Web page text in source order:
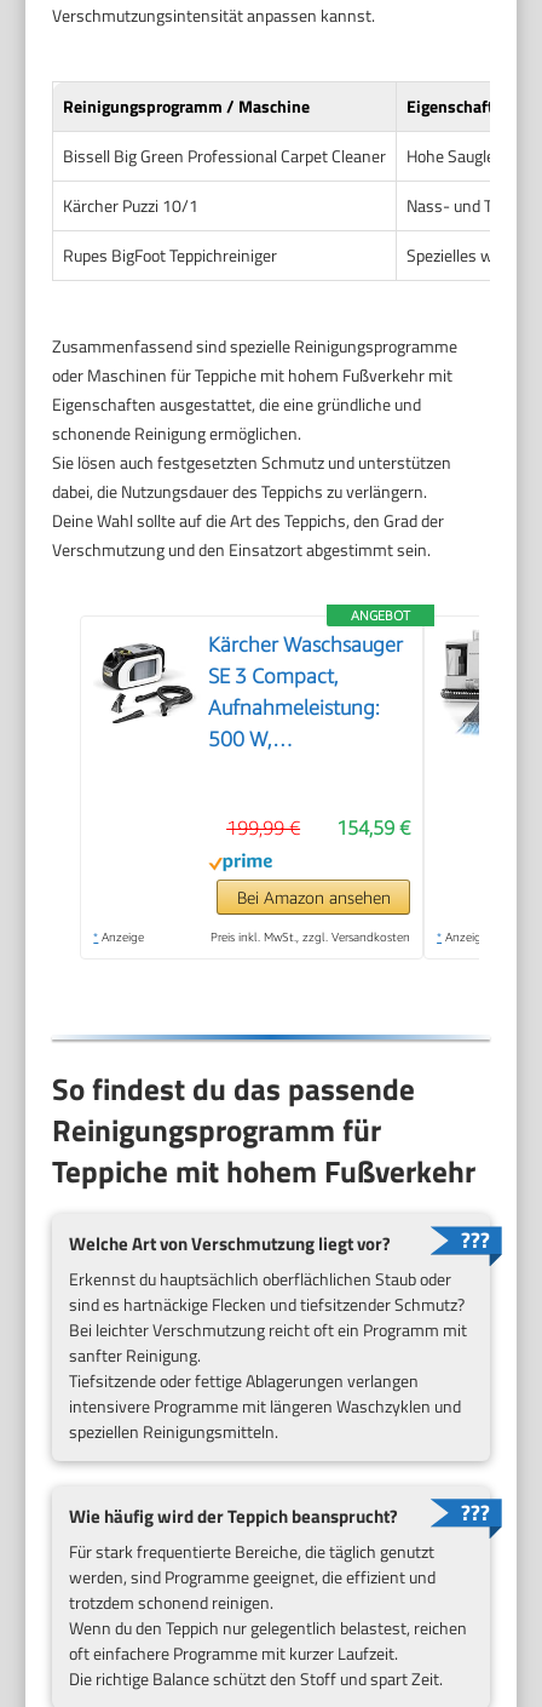
Verschmutzungsintensität anpassen kannst.
Reinigungsprogramm / Maschine
Eigenschaften
Bissell Big Green Professional Carpet Cleaner
Hohe
Kärcher Puzzi 10/1
Nass- und
Rupes BigFoot Teppichreiniger
Spezielles
Zusammenfassend sind spezielle Reinigungsprogramme
oder Maschinen für Teppiche mit hohem Fußverkehr mit
Eigenschaften ausgestattet, die eine gründliche und
schonende Reinigung ermöglichen.
Sie lösen auch festgesetzten Schmutz und unterstützen
dabei, die Nutzungsdauer des Teppichs zu verlängern.
Deine Wahl sollte auf die Art des Teppichs, den Grad der
Verschmutzung und den Einsatzort abgestimmt sein.
ANGEBOT
Kärcher Waschsauger
SE 3 Compact,
Aufnahmeleistung:
500 W,
Gewicht: 4,1 kg,
Sprühsaugschlauch,
Waschpolsterdüse
und Waschfugendüse,
154,59 €
199,99 €
Bei Amazon ansehen
* Anzeige Preis inkl. MwSt., zzgl. Versandkosten * Anzeige
So findest du das passende
Reinigungsprogramm für
Teppiche mit hohem Fußverkehr
Welche Art von Verschmutzung liegt vor?
Erkennst du hauptsächlich oberflächlichen Staub oder
sind es hartnäckige Flecken und tiefsitzender Schmutz?
Bei leichter Verschmutzung reicht oft ein Programm mit
sanfter Reinigung.
Tiefsitzende oder fettige Ablagerungen verlangen
intensivere Programme mit längeren Waschzyklen und
speziellen Reinigungsmitteln.
Wie häufig wird der Teppich beansprucht?
Für stark frequentierte Bereiche, die täglich genutzt
werden, sind Programme geeignet, die effizient und
trotzdem schonend reinigen.
Wenn du den Teppich nur gelegentlich belastest, reichen
oft einfachere Programme mit kurzer Laufzeit.
Die richtige Balance schützt den Stoff und spart Zeit.